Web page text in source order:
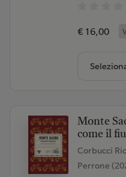
€ 16,00
Monte
come il
Corbucci
Perrone